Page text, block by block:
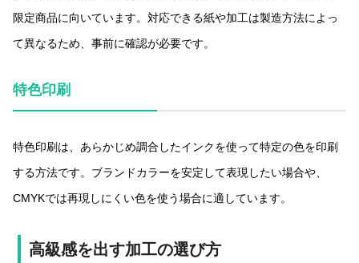
限定商品に向いています。対応できる紙や加工は製造方法によっ
て異なるため、事前に確認が必要です。
特色印刷
特色印刷は、あらかじめ調合したインクを使って特定の色を印刷
する方法です。ブランドカラーを安定して表現したい場合や、
CMYKでは再現しにくい色を使う場合に適しています。
高級感を出す加工の選び方